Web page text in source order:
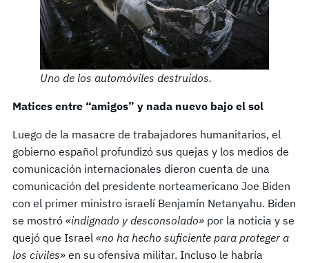
Uno de los automóviles destruidos.
Matices entre “amigos” y nada nuevo bajo el sol
Luego de la masacre de trabajadores humanitarios, el
gobierno español profundizó sus quejas y los medios de
comunicación internacionales dieron cuenta de una
comunicación del presidente norteamericano Joe Biden
con el primer ministro israelí Benjamín Netanyahu. Biden
se mostró «indignado y desconsolado» por la noticia y se
quejó que Israel «no ha hecho suficiente para proteger a
los civiles» en su ofensiva militar. Incluso le habría